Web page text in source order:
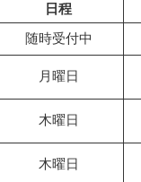
日程
随時受付中
月曜日
木曜日
木曜日